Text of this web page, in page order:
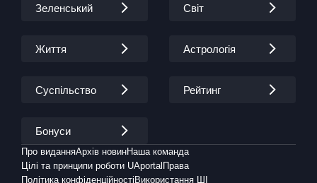
Зеленський Світ
Життя Астрологія
Суспільство Рейтинг
Бонуси
Про виданняАрхів новинНаша команда
Цілі та принципи роботи UAportal Права
Політика конфіденційності Використання ШІ